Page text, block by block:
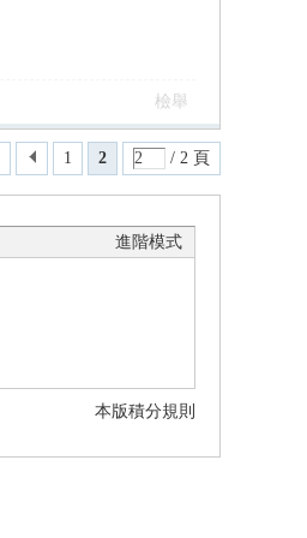
檢舉
1 2 / 2 頁
進階模式
本版積分規則